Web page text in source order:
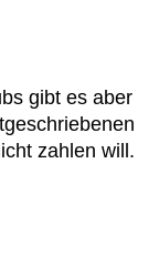
gibt es aber
zahlen will.